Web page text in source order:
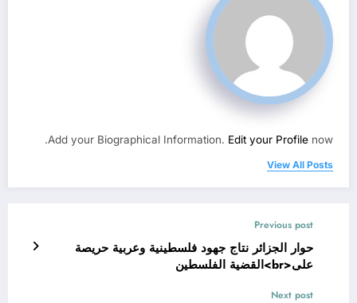
Add your Biographical Information. Edit your Profile now.
View All Posts
Previous post
حوار الجزائر نتاج جهود فلسطينية وعربية حريصة
على<br>القضية الفلسطين
Next post